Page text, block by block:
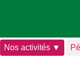
Nos activités ▼